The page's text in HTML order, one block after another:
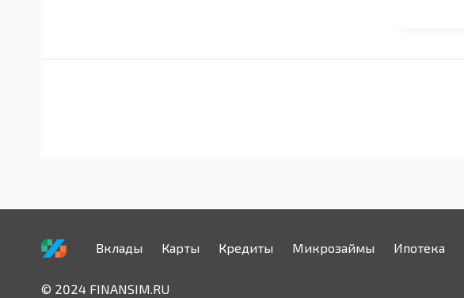
Вклады Карты Кредиты Микрозаймы Ипотека
© 2024 FINANSIM.RU